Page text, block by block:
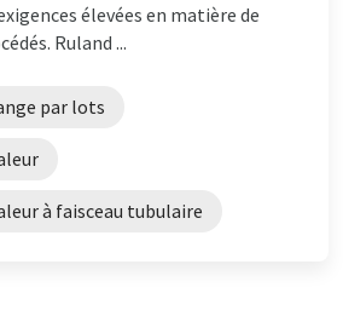
élevées en matière de
Ruland ...
par lots
à faisceau tubulaire